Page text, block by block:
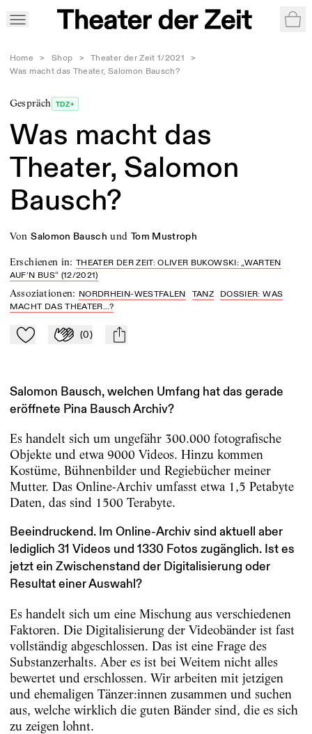
Home > Shop > Theater der Zeit 1/2021
>
Was macht das Theater, Salomon Bausch?
Gespräch TDZ+
Was macht das
Theater, Salomon
Bausch?
von Salomon Bausch und Tom Mustroph
Erschienen in:THEATER DER ZEIT: OLIVER BUKOWSKI: „WARTEN
AUF’N BUS“ (12/2021)
Assoziationen: NORDRHEIN-WESTFALEN TANZ
DOSSIER: WAS
MACHT DAS THEATER...?
Zu Mein-TdZ hinzufügen
Applaudieren
(0) mail
Salomon Bausch, welchen Umfang hat das gerade
eröffnete Pina Bausch Archiv?
Es handelt sich um ungefähr 300.000 fotografische
Objekte und etwa 9000 Videos. Hinzu kommen
Kostüme, ­Bühnenbilder und Regiebücher meiner
Mutter. Das Online-Archiv umfasst etwa 1,5 Petabyte
Daten, das sind 1500 Terabyte.
Beeindruckend. Im Online-Archiv sind aktuell aber
lediglich 31 Videos und 1330 Fotos zugänglich. Ist es
jetzt ein Zwischenstand der Digitalisierung oder
Resultat einer Auswahl?
Es handelt sich um eine Mischung aus verschiedenen
Faktoren. Die Digitalisierung der Videobänder ist fast
vollständig abgeschlossen. Das ist eine Frage des
Substanzerhalts. Aber es ist bei Weitem nicht alles
bewertet und erschlossen. Wir arbeiten mit jetzigen
und ehemaligen Tänzer:innen zusammen und suchen
aus, welche wirklich die guten Bänder sind, die es sich
zu zeigen lohnt.